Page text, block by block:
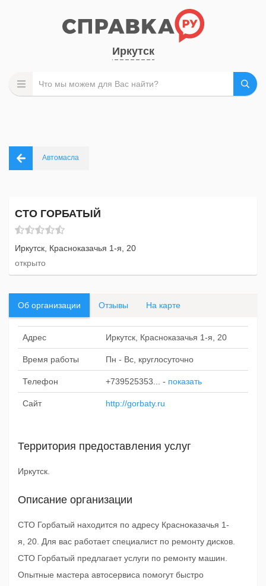
Иркутск
Автомасла
СТО ГОРБАТЫЙ
Иркутск, Красноказачья 1-я, 20
открыто
Об организации Отзывы На карте
Адрес Иркутск, Красноказачья 1-я, 20
Время работы Пн - Вс, круглосуточно
Телефон +739525353... - показать
Сайт http://gorbaty.ru
Территория предоставления услуг
Иркутск.
Описание организации
СТО Горбатый находится по адресу Красноказачья 1-
я, 20. Для вас работает специалист по ремонту дисков.
СТО Горбатый предлагает услуги по ремонту машин.
Опытные мастера автосервиса помогут быстро